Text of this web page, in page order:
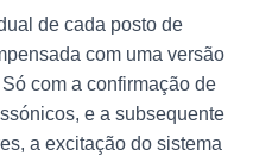
de cada posto de
com uma versão
com a confirmação de
e a subsequente
a excitação do sistema